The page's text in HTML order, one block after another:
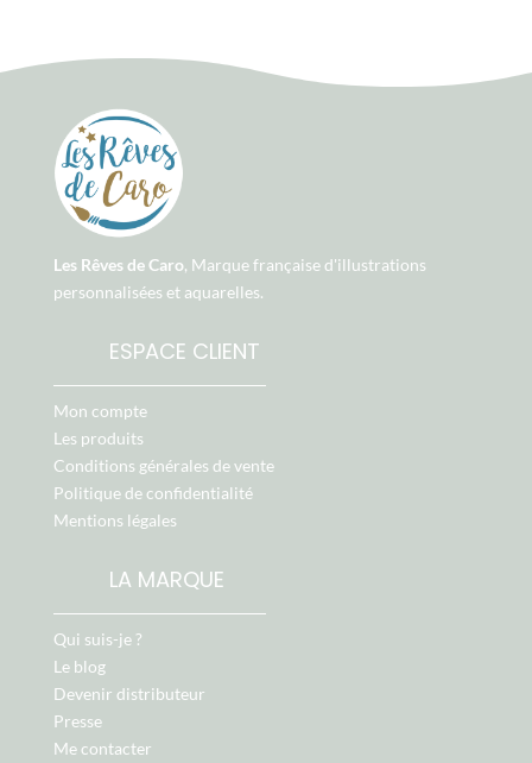
Les Rêves de Caro, Marque française d'illustrations
personnalisées et aquarelles.
ESPACE CLIENT
Mon compte
Les produits
Conditions générales de vente
Politique de confidentialité
Mentions légales
LA MARQUE
Qui suis-je ?
Le blog
Devenir distributeur
Presse
Me contacter